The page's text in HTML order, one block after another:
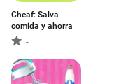
Cheaf: Salva
comida y ahorra
-